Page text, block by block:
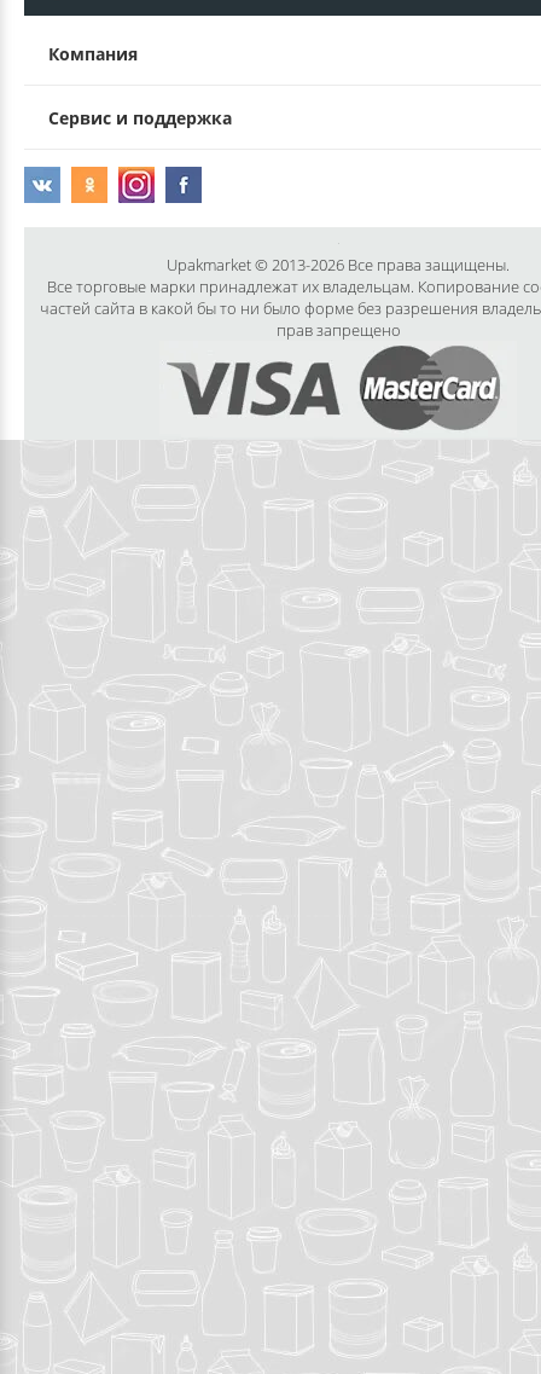
Компания
Сервис и поддержка
Upakmarket © 2013-2026 Все права защищены.
Все торговые марки принадлежат их владельцам. Копирование
частей сайта в какой бы то ни было форме без разрешения
прав запрещено